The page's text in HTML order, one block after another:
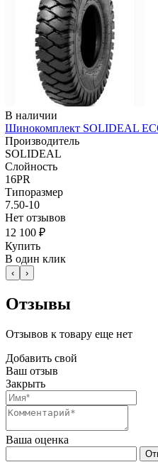
В наличии
Шинокомплект SOLIDEAL
Производитель
SOLIDEAL
Слойность
16PR
Типоразмер
7.50-10
Нет отзывов
12 100 ₽
Купить
В один клик
‹ ›
Отзывы
Отзывов к товару еще нет
Добавить свой
Ваш отзыв
Закрыть
Ваша оценка